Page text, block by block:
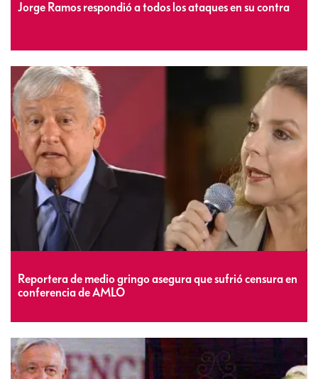
Jorge Ramos respondió a todos los ataques en su contra
Reportera de medio gringo asegura que sufrió censura en
conferencia de AMLO